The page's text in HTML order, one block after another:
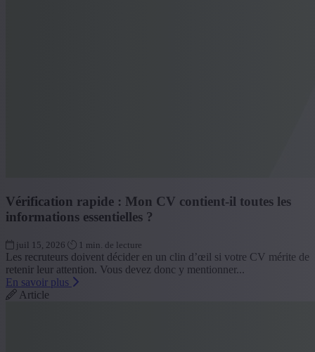
Vérification rapide : Mon CV contient-il toutes les
informations essentielles ?
juil 15, 2026 1 min. de lecture
Les recruteurs doivent décider en un clin d’œil si votre CV mérite de
retenir leur attention. Vous devez donc y mentionner...
En savoir plus
Article